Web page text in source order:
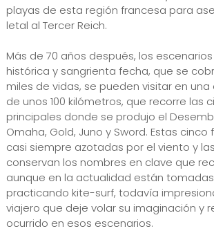
playas de esta región francesa para
letal al Tercer Reich.
Más de 70 años después, los
histórica y sangrienta fecha, que se
miles de vidas, se pueden visitar en
de unos 100 kilómetros, que recorre las
principales donde se produjo el
Omaha, Gold, Juno y Sword. Estas cinco
casi siempre azotadas por el viento y
conservan los nombres en clave que
aunque en la actualidad están
practicando kite-surf, todavía
viajero que deje volar su imaginación y
ocurrido en esos escenarios.